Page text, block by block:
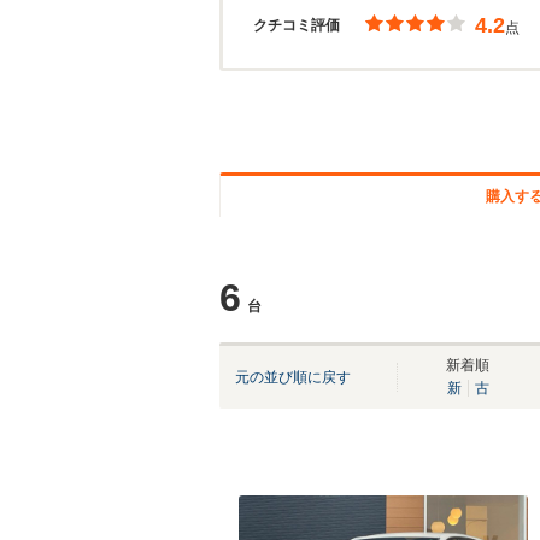
クチコミ評価 4.2点
購入す
6 台
元の並び順に戻す
新着順
新
古